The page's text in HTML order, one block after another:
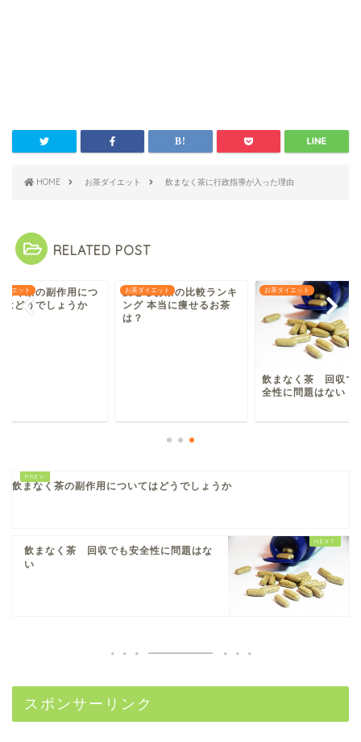
HOME お茶ダイエット 飲まなく茶に行政指導が入った理由
RELATED POST
イエット
るお茶の比較ランキ
本当に痩せるお茶
お茶ダイエット お茶ダイエット
飲まなく茶の副作用
いてはどうでしょう
飲まなく茶の副作用についてはどうでしょうか
飲まなく茶 回収でも安全性に問題はな
い
スポンサーリンク